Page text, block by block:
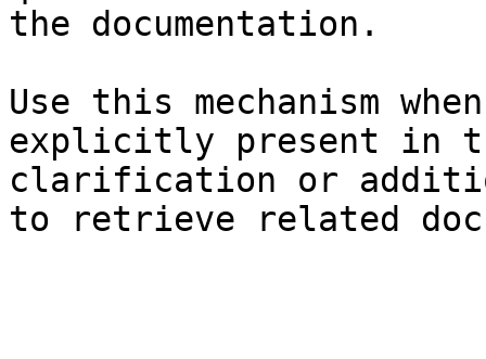
the documentation.
Use this mechanism
explicitly present in
clarification or